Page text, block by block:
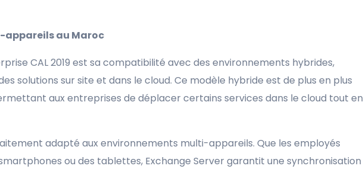
appareils au Maroc
CAL 2019 est sa compatibilité avec des environnements hybrides,
solutions sur site et dans le cloud. Ce modèle hybride est de plus en plus
aux entreprises de déplacer certains services dans le cloud tout en
adapté aux environnements multi-appareils. Que les employés
ou des tablettes, Exchange Server garantit une synchronisation